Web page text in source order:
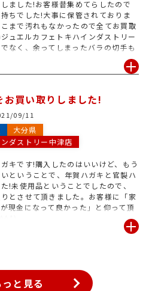
ました!お客様昔集めてらしたので
ちでした!大事に保管されておりま
まで汚れもなかったので全てお買取
ュエルカフェトキハインダストリー
なく、余ってしまったバラの切手も
お買い取りしました!
09/11
大分県
ダストリー中津店
キです!購入したのはいいけど、もう
ということで、年賀ハガキと官製ハ
!未使用品ということでしたので、
とさせて頂きました。お客様に「家
現金になって良かった」と仰って頂
っと見る